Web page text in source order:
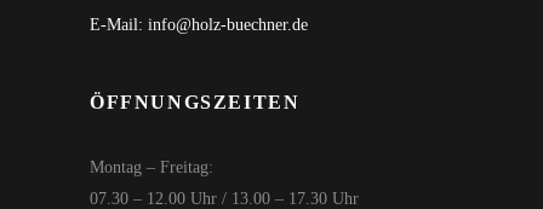
E-Mail: info@holz-buechner.de
ÖFFNUNGSZEITEN
Montag – Freitag:
07.30 – 12.00 Uhr / 13.00 – 17.30 Uhr